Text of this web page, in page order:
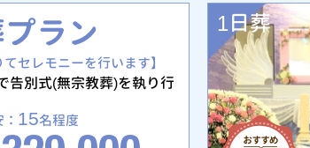
ラン
セレモニーを行います】
告別式(無宗教葬)を執り行
15名程度
1日葬